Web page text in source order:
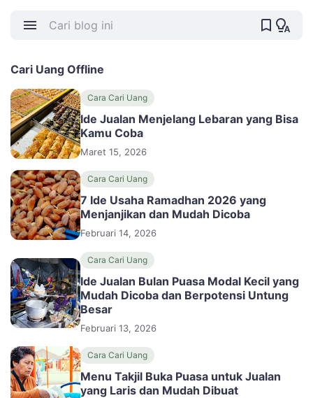
Cari Uang Offline
Cara Cari Uang
Ide Jualan Menjelang Lebaran yang Bisa
Kamu Coba
Maret 15, 2026
Cara Cari Uang
7 Ide Usaha Ramadhan 2026 yang
Menjanjikan dan Mudah Dicoba
Februari 14, 2026
Cara Cari Uang
Ide Jualan Bulan Puasa Modal Kecil yang
Mudah Dicoba dan Berpotensi Untung
Besar
Februari 13, 2026
Cara Cari Uang
Menu Takjil Buka Puasa untuk Jualan
yang Laris dan Mudah Dibuat